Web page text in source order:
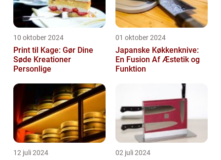
10 oktober 2024
Print til Kage: Gør Dine
Søde Kreationer
Personlige
01 oktober 2024
Japanske Køkkenknive:
En Fusion Af Æstetik og
Funktion
12 juli 2024 02 juli 2024